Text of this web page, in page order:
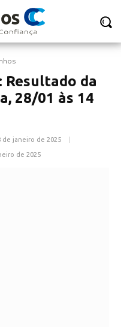
Resultado da
28/01 às 14
de janeiro de 2025
de 2025